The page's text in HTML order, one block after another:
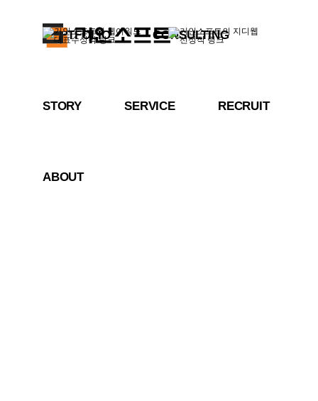
PORTFOLIO CONSULTING
STORY SERVICE RECRUIT
ABOUT